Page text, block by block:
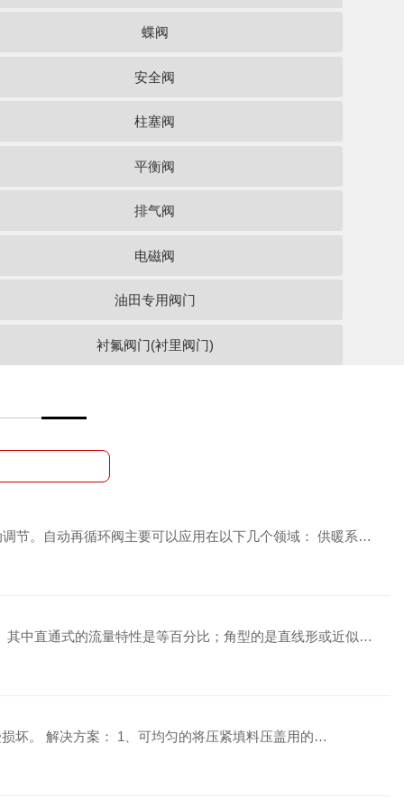
蝶阀
安全阀
柱塞阀
平衡阀
排气阀
电磁阀
油田专用阀门
衬氟阀门(衬里阀门)
节。自动再循环阀主要可以应用在以下几个领域： 供暖系…
中直通式的流量特性是等百分比；角型的是直线形或近似…
坏。 解决方案： 1、可均匀的将压紧填料压盖用的…